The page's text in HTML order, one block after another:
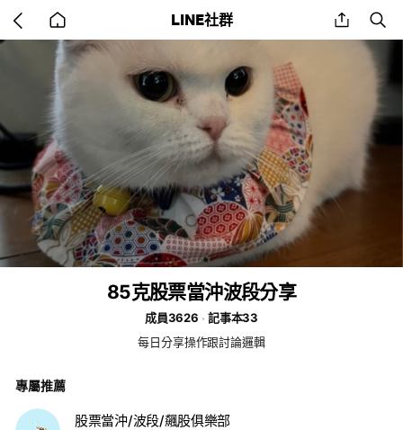
back
to
home
LINE社群 share
85克股票當沖波段分享
成員3626
記事本33
每日分享操作跟討論邏輯
專屬推薦
股票當沖/波段/飆股俱樂部